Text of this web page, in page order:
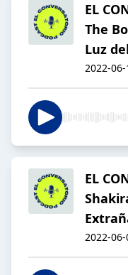
EL
The
Luz
2022-
EL
2022-